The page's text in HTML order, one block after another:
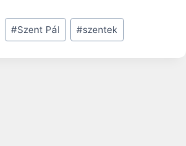
#Szent Pál #szentek